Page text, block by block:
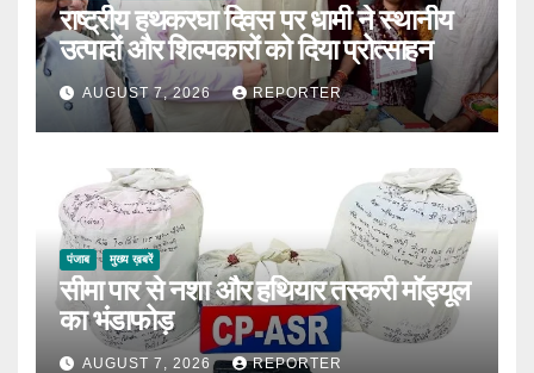
राष्ट्रीय हथकरघा दिवस पर धामी ने स्थानीय
उत्पादों और शिल्पकारों को दिया प्रोत्साहन
AUGUST 7, 2026 REPORTER
पंजाब मुख्य ख़बरें
सीमा पार से नशा और हथियार तस्करी मॉड्यूल
का भंडाफोड़
AUGUST 7, 2026 REPORTER